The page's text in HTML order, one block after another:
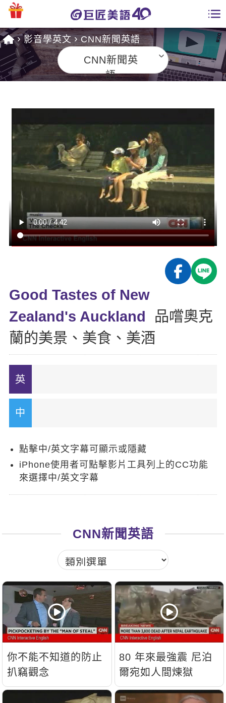
課程總覽
英文會話
商用英文
英文檢定
TOEIC 多益課程
IELTS 雅思課程
能力養成
自然發音
開口溜英文
旅遊英文
基礎字彙
情境閱讀
新聞英文
特色課程
英語俱樂部
ECAM
Let's Talk
日語
韓語
西班牙語
更多
一對一家教
企業訓練
全國分校
免費資源
英文部落格
影音學英文
學習分享
學員故事
活動花絮
校園贊助
學員專區
Recruiting
影音學英文 CNN新聞英語
CNN新聞英
語
Good Tastes of New
Zealand's Auckland
品嚐奧克
蘭的美景、美食、美酒
點擊中/英文字幕可顯示或隱藏
iPhone使用者可點擊影片工具列上的CC功能
來選擇中/英文字幕
CNN新聞英語
你不能不知道的防止
扒竊觀念
80 年來最強震 尼泊
爾宛如人間煉獄